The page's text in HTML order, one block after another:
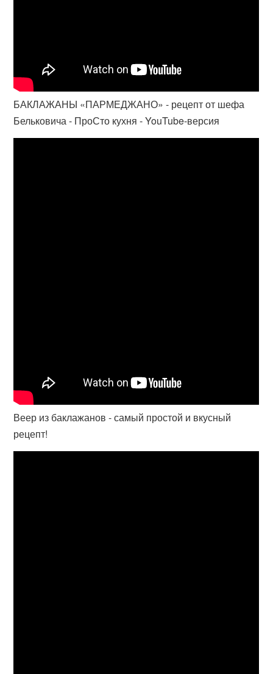
БАКЛАЖАНЫ «ПАРМЕДЖАНО» - рецепт от шефа
Бельковича - ПроСто кухня - YouTube-версия
Веер из баклажанов - самый простой и вкусный
рецепт!